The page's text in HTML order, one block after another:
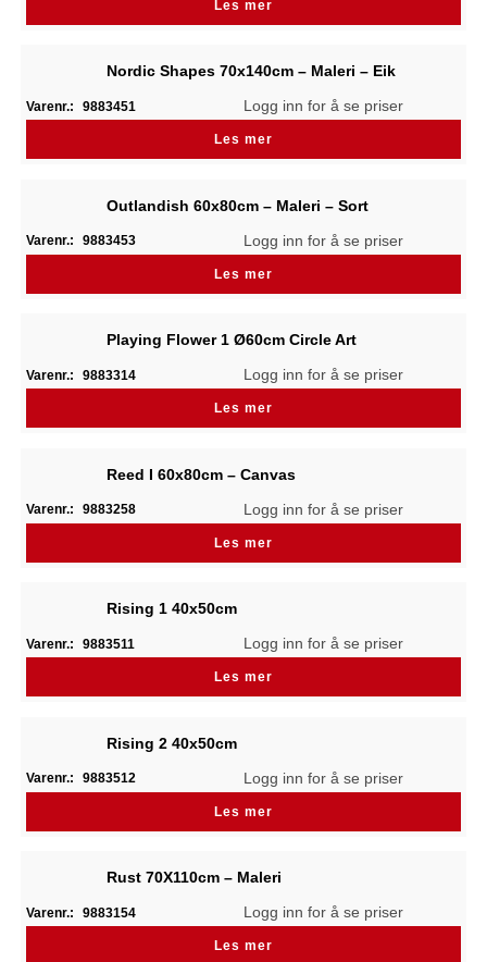
Les mer
Nordic Shapes 70x140cm – Maleri – Eik
Varenr.: 9883451 Logg inn for å se priser
Les mer
Outlandish 60x80cm – Maleri – Sort
Varenr.: 9883453 Logg inn for å se priser
Les mer
Playing Flower 1 Ø60cm Circle Art
Varenr.: 9883314 Logg inn for å se priser
Les mer
Reed I 60x80cm – Canvas
Varenr.: 9883258 Logg inn for å se priser
Les mer
Rising 1 40x50cm
Varenr.: 9883511 Logg inn for å se priser
Les mer
Rising 2 40x50cm
Varenr.: 9883512 Logg inn for å se priser
Les mer
Rust 70X110cm – Maleri
Varenr.: 9883154 Logg inn for å se priser
Les mer